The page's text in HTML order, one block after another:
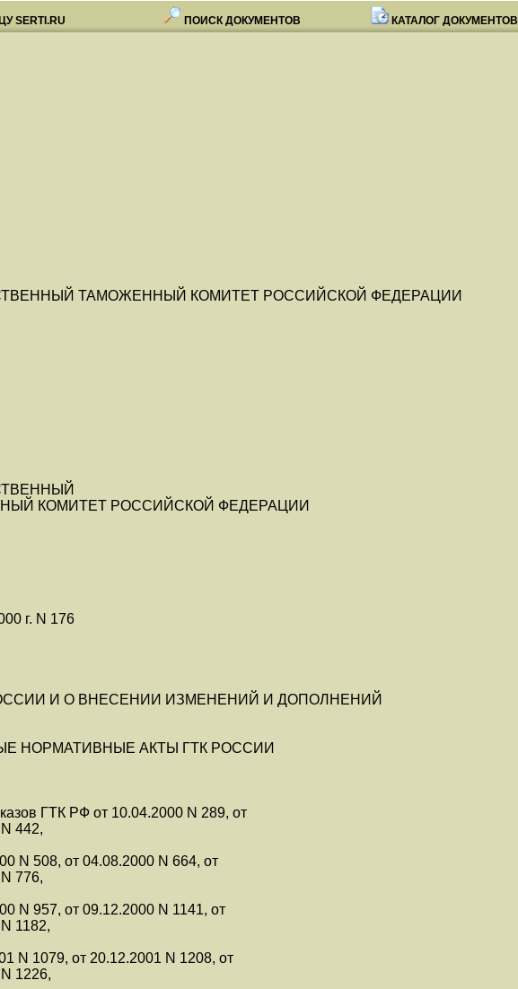
SERTI.RU ПОИСК ДОКУМЕНТОВ КАТАЛОГ ДОКУМЕНТОВ
ТАМОЖЕННЫЙ КОМИТЕТ РОССИЙСКОЙ ФЕДЕРАЦИИ
КОМИТЕТ РОССИЙСКОЙ ФЕДЕРАЦИИ
г. N 176
И О ВНЕСЕНИИ ИЗМЕНЕНИЙ И ДОПОЛНЕНИЙ
НОРМАТИВНЫЕ АКТЫ ГТК РОССИИ
ГТК РФ от 10.04.2000 N 289, от
442,
N 508, от 04.08.2000 N 664, от
776,
N 957, от 09.12.2000 N 1141, от
1182,
N 1079, от 20.12.2001 N 1208, от
1226,